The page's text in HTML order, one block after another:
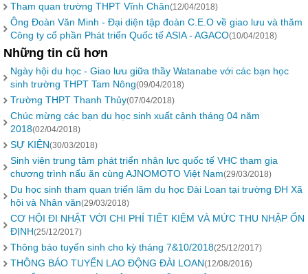
Tham quan trường THPT Vĩnh Chân(12/04/2018)
Ông Đoàn Văn Minh - Đại diện tập đoàn C.E.O về giao lưu và thăm
Công ty cổ phần Phát triển Quốc tế ASIA - AGACO(10/04/2018)
Những tin cũ hơn
Ngày hội du học - Giao lưu giữa thầy Watanabe với các bạn học
sinh trường THPT Tam Nông(09/04/2018)
Trường THPT Thanh Thủy(07/04/2018)
Chúc mừng các bạn du học sinh xuất cảnh tháng 04 năm
2018(02/04/2018)
SỰ KIỆN(30/03/2018)
Sinh viên trung tâm phát triển nhân lực quốc tế VHC tham gia
chương trình nấu ăn cùng AJNOMOTO Việt Nam(29/03/2018)
Du học sinh tham quan triển lãm du học Đài Loan tại trường ĐH Xã
hội và Nhân văn(29/03/2018)
CƠ HỘI ĐI NHẬT VỚI CHI PHÍ TIẾT KIỆM VÀ MỨC THU NHẬP ỔN
ĐỊNH(25/12/2017)
Thông báo tuyển sinh cho kỳ tháng 7&10/2018(25/12/2017)
THÔNG BÁO TUYỂN LAO ĐỘNG ĐÀI LOAN(12/08/2016)